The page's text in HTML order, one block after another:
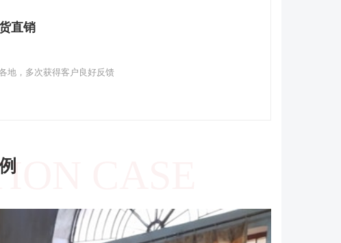
直销
地，多次获得客户良好反馈
CASE